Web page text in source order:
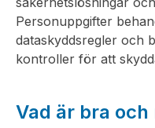
Personuppgifter
dataskyddsregler och
kontroller för att
Vad är bra